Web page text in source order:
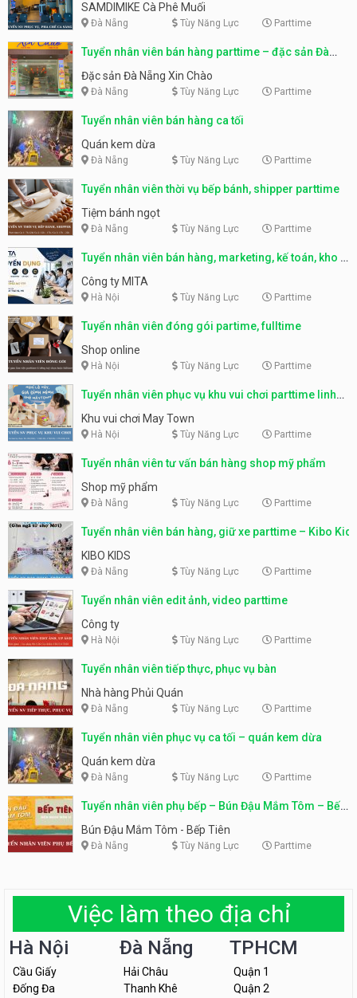
SAMDIMIKE Cà Phê Muối
Đà Nẵng Tùy Năng Lực Parttime
Tuyển nhân viên bán hàng parttime – đặc sản Đà
Nẵng
Đặc sản Đà Nẵng Xin Chào
Đà Nẵng Tùy Năng Lực Parttime
Tuyển nhân viên bán hàng ca tối
Quán kem dừa
Đà Nẵng Tùy Năng Lực Parttime
Tuyển nhân viên thời vụ bếp bánh, shipper parttime
Tiệm bánh ngọt
Đà Nẵng Tùy Năng Lực Parttime
Tuyển nhân viên bán hàng, marketing, kế toán, kho –
parttime, fulltime
Công ty MITA
Hà Nội Tùy Năng Lực Parttime
Tuyển nhân viên đóng gói partime, fulltime
Shop online
Hà Nội Tùy Năng Lực Parttime
Tuyển nhân viên phục vụ khu vui chơi parttime linh
động
Khu vui chơi May Town
Hà Nội Tùy Năng Lực Parttime
Tuyển nhân viên tư vấn bán hàng shop mỹ phẩm
Shop mỹ phẩm
Đà Nẵng Tùy Năng Lực Parttime
Tuyển nhân viên bán hàng, giữ xe parttime – Kibo Kid
KIBO KIDS
Đà Nẵng Tùy Năng Lực Parttime
Tuyển nhân viên edit ảnh, video parttime
Công ty
Hà Nội Tùy Năng Lực Parttime
Tuyển nhân viên tiếp thực, phục vụ bàn
Nhà hàng Phủi Quán
Đà Nẵng Tùy Năng Lực Parttime
Tuyển nhân viên phục vụ ca tối – quán kem dừa
Quán kem dừa
Đà Nẵng Tùy Năng Lực Parttime
Tuyển nhân viên phụ bếp – Bún Đậu Mắm Tôm – Bếp
Tiên
Bún Đậu Mắm Tôm - Bếp Tiên
Đà Nẵng Tùy Năng Lực Parttime
Việc làm theo địa chỉ
Hà Nội
Cầu Giấy
Đống Đa
Đà Nẵng
Hải Châu
Thanh Khê
TPHCM
Quận 1
Quận 2